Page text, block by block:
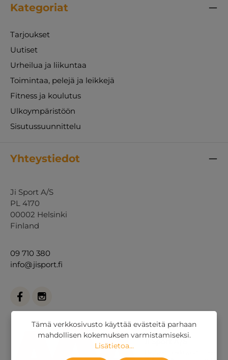
Kategoriat
Tarjoukset
Uutiset
Urheilua ja liikuntaa
Toimintaa, pelejä ja leikkejä
Fitness ja koulutus
Ulkoympäristöön
Sisutussuunnittelu
Yhteystiedot
Ji Sport A/S
PL 4170
00002 Helsinki
Finland
09 710 380
info@jisport.fi
Tämä verkkosivusto käyttää evästeitä parhaan
mahdollisen kokemuksen varmistamiseksi.
Lisätietoa...